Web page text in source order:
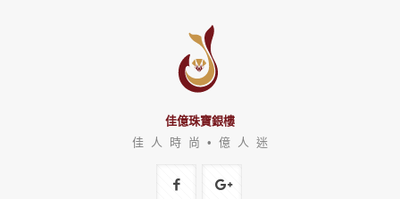
佳億珠寶銀樓
佳 人 時 尚 • 億 人 迷